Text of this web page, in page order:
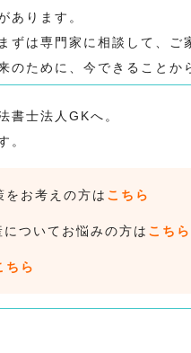
あります。
ずは専門家に相談して、
のために、今できることか
書士法人GKへ。
。
お考えの方は こちら
ついてお悩みの方は こちら
ちら